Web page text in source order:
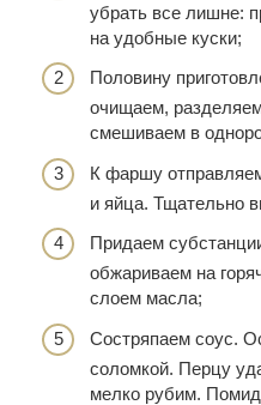
убрать все лишне:
на удобные куски;
Половину
очищаем,
смешиваем в
К фаршу
и яйца. Тщательно
Придаем
обжариваем на
слоем масла;
Состряпаем соус.
соломкой. Перцу
мелко рубим.